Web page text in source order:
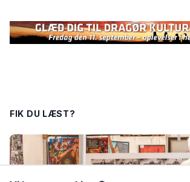
FIK DU LÆST?